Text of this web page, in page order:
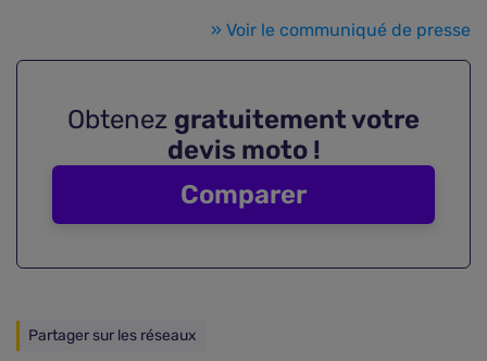
» Voir le communiqué de presse
Obtenez gratuitement votre
devis moto !
Comparer
Partager sur les réseaux